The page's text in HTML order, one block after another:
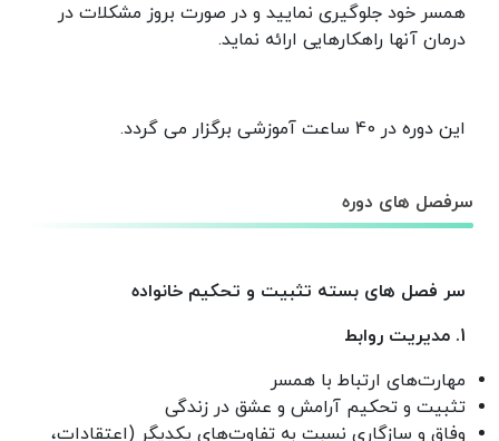
همسر خود جلوگیری نمایید و در صورت بروز مشکلات در
درمان آنها راهکارهایی ارائه نماید.
این دوره در 40 ساعت آموزشی برگزار می گردد.
سرفصل های دوره
سر فصل های بسته تثبیت و تحکیم خانواده
1. مدیریت روابط
مهارت‌های ارتباط با همسر
تثبیت و تحکیم آرامش و عشق در زندگی
وفاق و سازگاری نسبت به تفاوت‌های یکدیگر (اعتقادات،